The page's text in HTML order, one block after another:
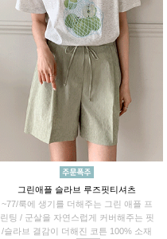
그린애플 슬라브 루즈핏티셔츠
~77/룩에 생기를 더해주는 그린 애플 프
린팅 / 군살을 자연스럽게 커버해주는 핏
/슬라브 결감이 더해진 코튼 100% 소재